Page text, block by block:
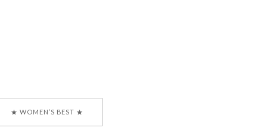
★ WOMEN’S BEST ★